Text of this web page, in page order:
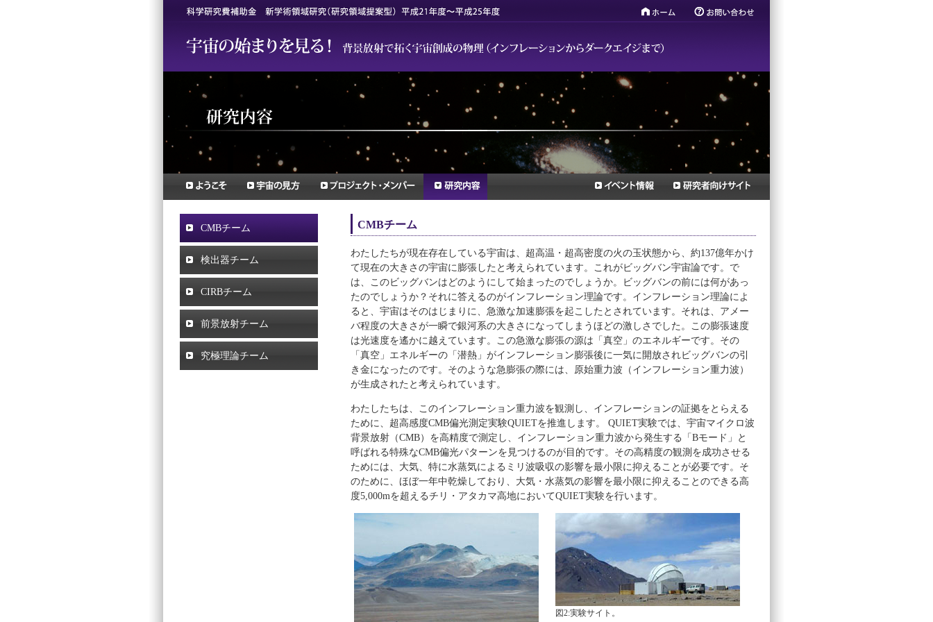
CMBチーム
検出器チーム
CIRBチーム
前景放射チーム
究極理論チーム
CMBチーム
わたしたちが現在存在している宇宙は、超高温・超高密度の火の玉状態から、約137億年かけ
て現在の大きさの宇宙に膨張したと考えられています。これがビッグバン宇宙論です。で
は、このビッグバンはどのようにして始まったのでしょうか。ビッグバンの前には何があっ
たのでしょうか？それに答えるのがインフレーション理論です。インフレーション理論によ
ると、宇宙はそのはじまりに、急激な加速膨張を起こしたとされています。それは、アメー
バ程度の大きさが一瞬で銀河系の大きさになってしまうほどの激しさでした。この膨張速度
は光速度を遙かに越えています。この急激な膨張の源は「真空」のエネルギーです。その
「真空」エネルギーの「潜熱」がインフレーション膨張後に一気に開放されビッグバンの引
き金になったのです。そのような急膨張の際には、原始重力波（インフレーション重力波）
が生成されたと考えられています。
わたしたちは、このインフレーション重力波を観測し、インフレーションの証拠をとらえる
ために、超高感度CMB偏光測定実験QUIETを推進します。 QUIET実験では、宇宙マイクロ波
背景放射（CMB）を高精度で測定し、インフレーション重力波から発生する「Bモード」と
呼ばれる特殊なCMB偏光パターンを見つけるのが目的です。その高精度の観測を成功させる
ためには、大気、特に水蒸気によるミリ波吸収の影響を最小限に抑えることが必要です。そ
のために、ほぼ一年中乾燥しており、大気・水蒸気の影響を最小限に抑えることのできる高
度5,000mを超えるチリ・アタカマ高地においてQUIET実験を行います。
図2:実験サイト。